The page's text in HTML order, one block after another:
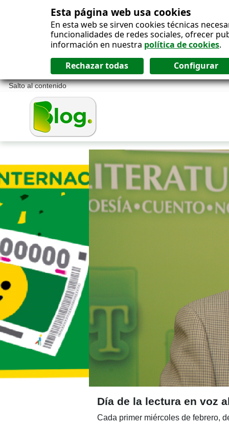
Esta página web usa cookies
En esta web se sirven cookies técnicas
funcionalidades de redes sociales, ofrecer
información en nuestra política de cookies.
Salto al contenido
Blog ONCE -
Día de la lectura en voz
Cada primer miércoles de febrero,